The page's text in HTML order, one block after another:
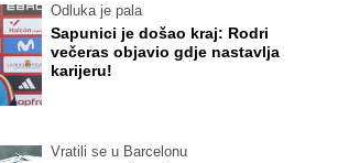
Odluka je pala
Sapunici je došao kraj: Rodri
večeras objavio gdje nastavlja
karijeru!
Vratili se u Barcelonu